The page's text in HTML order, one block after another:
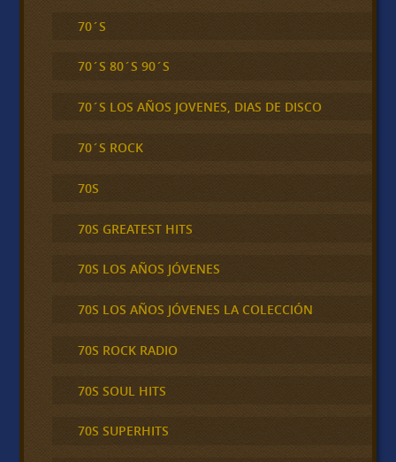
70´S
70´S 80´S 90´S
70´S LOS AÑOS JOVENES, DIAS DE DISCO
70´S ROCK
70S
70S GREATEST HITS
70S LOS AÑOS JÓVENES
70S LOS AÑOS JÓVENES LA COLECCIÓN
70S ROCK RADIO
70S SOUL HITS
70S SUPERHITS